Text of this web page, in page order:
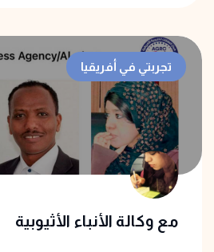
تجربتي في أفريقيا
مع وكالة الأنباء الأثيوبية